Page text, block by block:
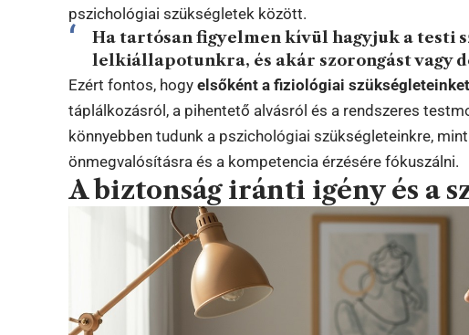
pszichológiai szükségletek között.
Ha tartósan figyelmen kívül hagyjuk a testi
lelkiállapotunkra, és akár szorongást vagy
Ezért fontos, hogyelsőként a fiziológiai
táplálkozásról, a pihentető alvásról és a rendszeres
könnyebben tudunk a pszichológiai szükségleteinkre,
önmegvalósításra és a kompetencia érzésére fókuszálni.
A biztonság iránti igény és a